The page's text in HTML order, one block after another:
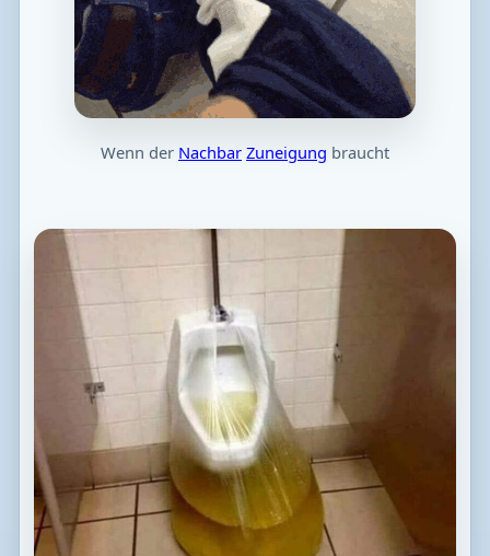
Wenn der Nachbar Zuneigung braucht